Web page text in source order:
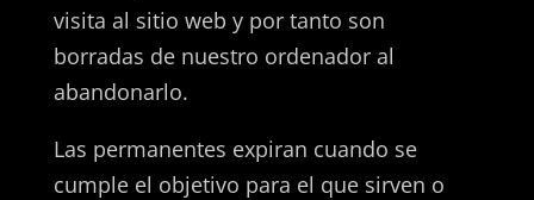
visita al sitio web y por tanto son
borradas de nuestro ordenador al
abandonarlo.
Las permanentes expiran cuando se
cumple el objetivo para el que sirven o